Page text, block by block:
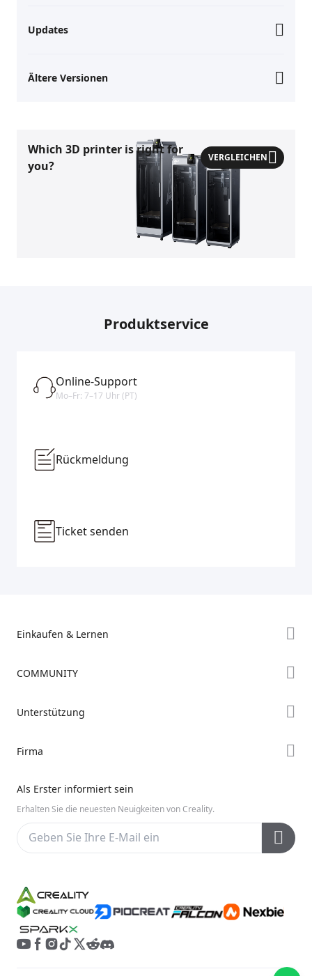
Updates
Ältere Versionen
Which 3D printer is right for
you?
VERGLEICHEN
Produktservice
Online-Support
Mo–Fr: 7–17 Uhr (PT)
Rückmeldung
Ticket senden
Einkaufen & Lernen
Händler finden
Hi-Serie
COMMUNITY
Discord
Unterstützung
Hilfe
Videos
Kundendienst
Firma
Kontakt uns
Als Erster informiert sein
Erhalten Sie die neuesten Neuigkeiten von Creality.